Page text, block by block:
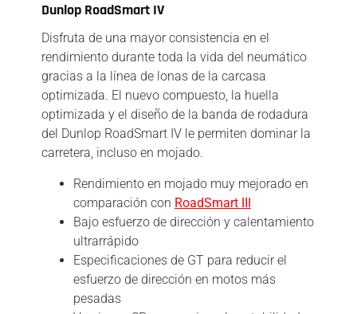
Dunlop RoadSmart IV
Disfruta de una mayor consistencia en el
rendimiento durante toda la vida del neumático
gracias a la línea de lonas de la carcasa
optimizada. El nuevo compuesto, la huella
optimizada y el diseño de la banda de rodadura
del Dunlop RoadSmart IV le permiten dominar la
carretera, incluso en mojado.
Rendimiento en mojado muy mejorado en
comparación con RoadSmart III
Bajo esfuerzo de dirección y calentamiento
ultrarrápido
Especificaciones de GT para reducir el
esfuerzo de dirección en motos más
pesadas